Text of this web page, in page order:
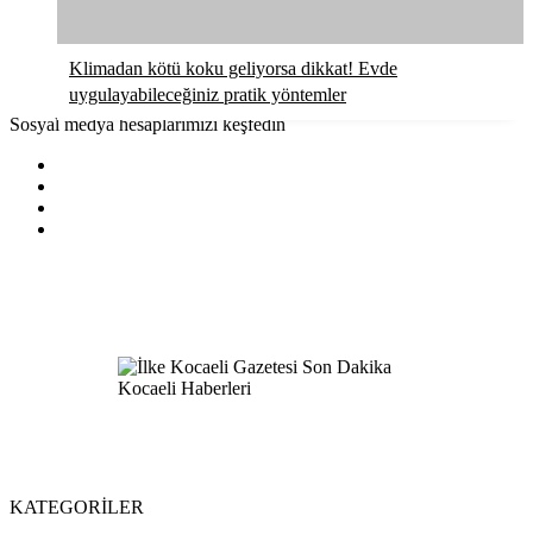
Klimadan kötü koku geliyorsa dikkat! Evde
uygulayabileceğiniz pratik yöntemler
Sosyal medya hesaplarımızı keşfedin
KATEGORİLER